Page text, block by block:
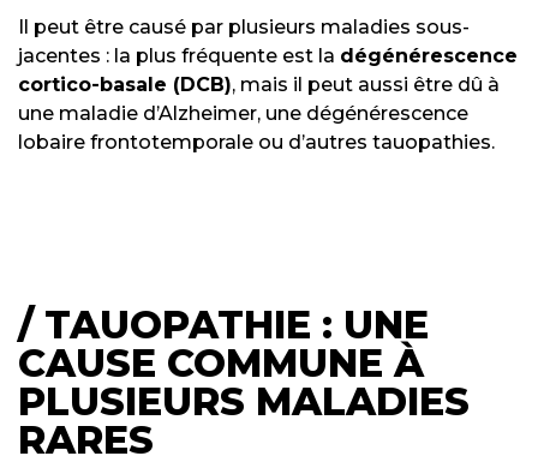
Il peut être causé par plusieurs maladies sous-
jacentes : la plus fréquente est la dégénérescence
cortico-basale (DCB), mais il peut aussi être dû à
une maladie d’Alzheimer, une dégénérescence
lobaire frontotemporale ou d’autres tauopathies.
/ TAUOPATHIE : UNE
CAUSE COMMUNE À
PLUSIEURS MALADIES
RARES